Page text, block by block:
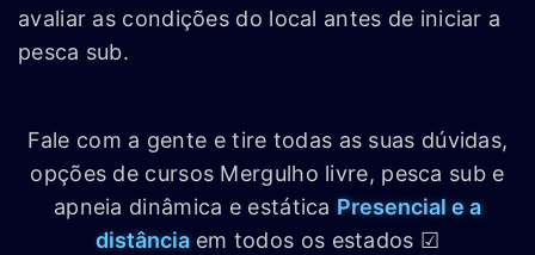
avaliar as condições do local antes de iniciar a
pesca sub.
Fale com a gente e tire todas as suas dúvidas,
opções de cursos Mergulho livre, pesca sub e
apneia dinâmica e estática Presencial e a
distânciaem todos os estados ☑